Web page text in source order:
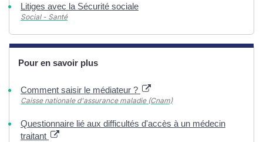
Litiges avec la Sécurité sociale
Social - Santé
Pour en savoir plus
Comment saisir le médiateur ?
Caisse nationale d'assurance maladie (Cnam)
Questionnaire lié aux difficultés d'accès à un médecin
traitant